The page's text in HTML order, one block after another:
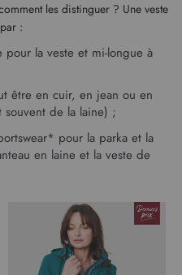
les distinguer ? Une veste
:
la veste et mi-longue à
être en cuir, en jean ou en
souvent de la laine) ;
pour la parka et la
en laine et la veste de